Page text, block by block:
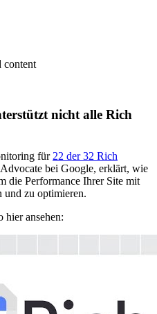
content
nicht alle Rich
für 22 der 32 Rich
bei Google, erklärt, wie
die Performance Ihrer Site mit
und zu optimieren.
hier ansehen: